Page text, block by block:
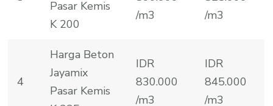
Pasar Kemis
K 200
/m3
/m3
4
Harga Beton
Jayamix
Pasar Kemis
IDR
830.000
/m3
IDR
845.000
/m3